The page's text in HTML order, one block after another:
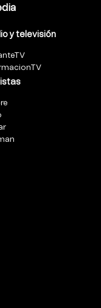
y televisión